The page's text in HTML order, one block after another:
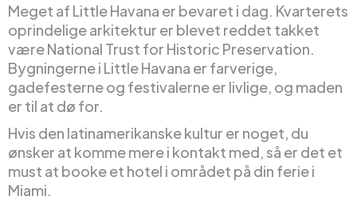
Meget af Little Havana er bevaret i dag. Kvarterets
oprindelige arkitektur er blevet reddet takket
være National Trust for Historic Preservation.
Bygningerne i Little Havana er farverige,
gadefesterne og festivalerne er livlige, og maden
er til at dø for.
Hvis den latinamerikanske kultur er noget, du
ønsker at komme mere i kontakt med, så er det et
must at booke et hotel i området på din ferie i
Miami.